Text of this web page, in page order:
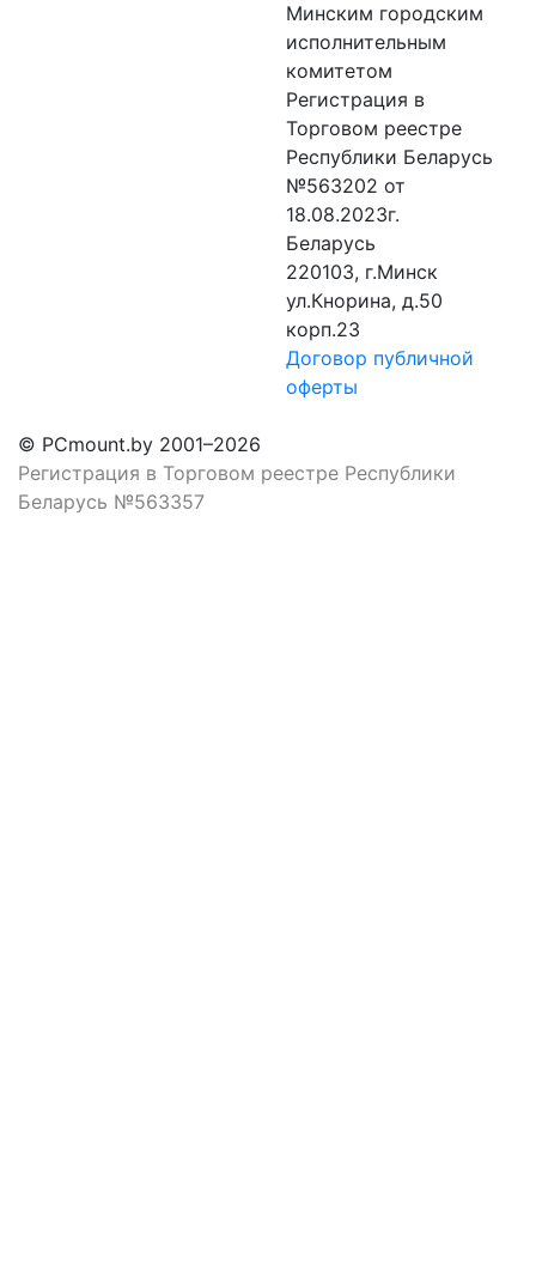
Минским городским
исполнительным
комитетом
Регистрация в
Торговом реестре
Республики Беларусь
№563202 от
18.08.2023г.
Беларусь
220103, г.Минск
ул.Кнорина, д.50
корп.23
Договор публичной
оферты
© PCmount.by 2001–2026
Регистрация в Торговом реестре Республики
Беларусь №563357